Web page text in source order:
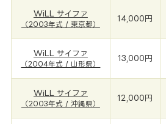
WiLL サイファ
（2003年式 / 東京都）
14,000円
WiLL サイファ
（2004年式 / 山形県）
13,000円
WiLL サイファ
（2003年式 / 沖縄県）
12,000円